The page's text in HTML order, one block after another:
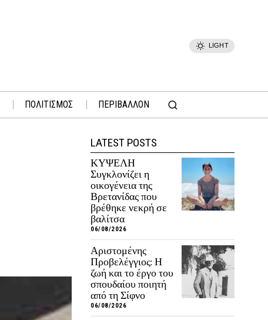
LIGHT
ΠΟΛΙΤΙΣΜΟΣ ΠΕΡΙΒΑΛΛΟΝ
LATEST POSTS
ΚΥΨΕΛΗ
Συγκλονίζει η
οικογένεια της
Βρετανίδας που
βρέθηκε νεκρή σε
βαλίτσα
06/08/2026
Αριστομένης
Προβελέγγιος: Η
ζωή και το έργο του
σπουδαίου ποιητή
από τη Σίφνο
06/08/2026